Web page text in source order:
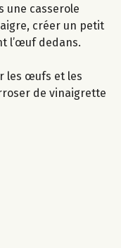
une casserole
créer un petit
l’œuf dedans.
les œufs et les
de vinaigrette